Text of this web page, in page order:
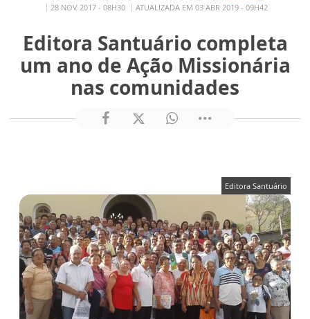
28 NOV 2017 - 08H30
ATUALIZADA EM 03 ABR 2019 - 09H42
Editora Santuário completa
um ano de Ação Missionária
nas comunidades
Editora Santuário